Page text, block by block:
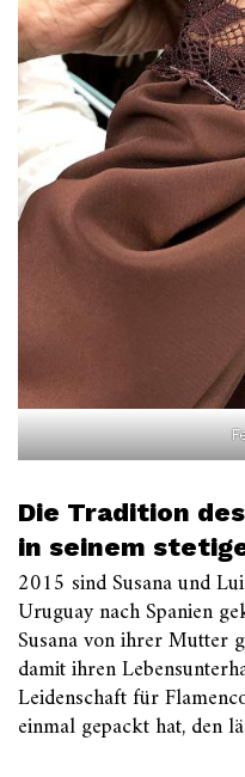
Die Tradition
in seinem
2015 sind Susana und
Uruguay nach Spanien
Susana von ihrer Mutter
damit ihren
Leidenschaft für
einmal gepackt hat, den